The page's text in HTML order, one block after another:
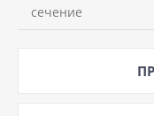
сечение